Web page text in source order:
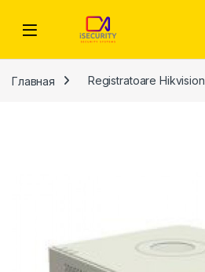
Главная Registratoare Hikvision